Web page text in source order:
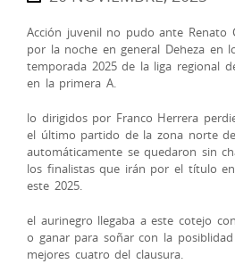
Acción juvenil no pudo ante Renato
por la noche en general Deheza en
temporada 2025 de la liga regional
en la primera A.
lo dirigidos por Franco Herrera
el último partido de la zona norte
automáticamente se quedaron sin
los finalistas que irán por el título
este 2025.
el aurinegro llegaba a este cotejo
o ganar para soñar con la
mejores cuatro del clausura.